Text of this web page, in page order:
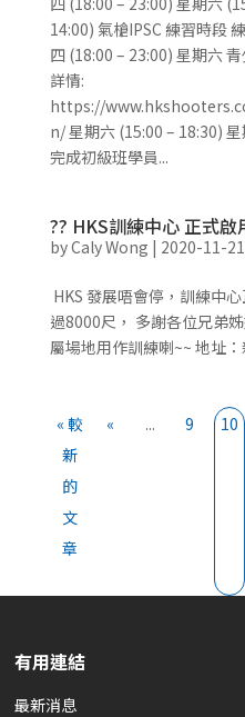
14:00) 氣槍IPSC 練習時段
四 (18:00 – 23:00) 星期六
詳情:
https://
n/ 星期六 (15:00 – 18:30)
完成初級班學員...
?? HKS訓練中心 正式啟
byCaly Wong | 2020-11-21
HKS 發展唔會停，訓練中
過8000尺， 多謝各位兄弟
屬場地用作訓練喇~~ 地址
« 較
新
的
文
章
« ... 9 10
有用連結
最新消息